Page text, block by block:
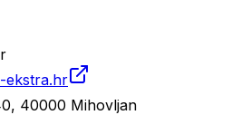
ekstra.hr
40000 Mihovljan